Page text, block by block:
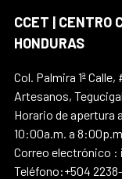
CCET | CENTRO
HONDURAS
Col. Palmira 1ª
Artesanos,
Horario de apertura
10:00a.m. a 8:00p.m
Correo electrónico :
Teléfono:+504